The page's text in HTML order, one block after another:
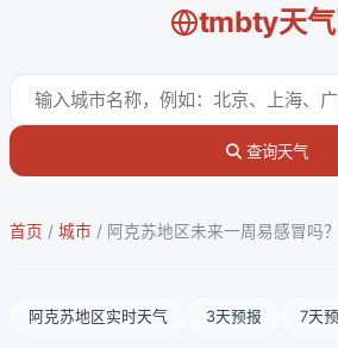
tmbty天气
查询天气
首页 / 城市 / 阿克苏地区未来一周易感冒吗
阿克苏地区实时天气 3天预报 7天